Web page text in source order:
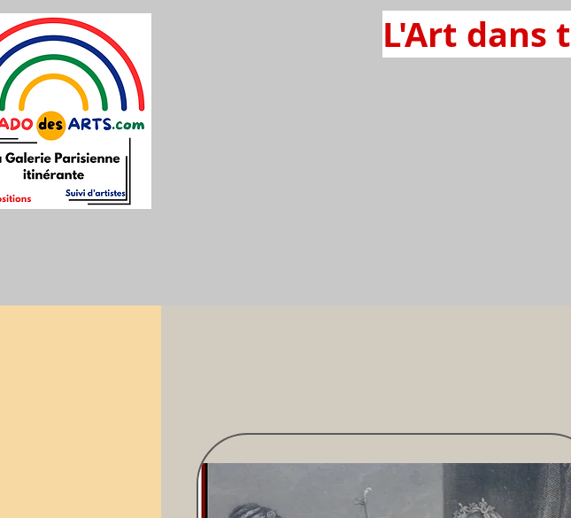
L'Art dans